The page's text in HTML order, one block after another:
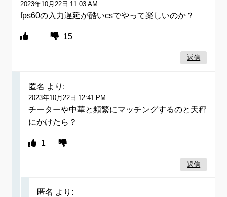
2023年10月22日 11:03 AM
fps60の入力遅延が酷いcsでやって楽しいのか？
15
返信
匿名 より:
2023年10月22日 12:41 PM
チーターや中華と頻繁にマッチングするのと天秤
にかけたら？
1
返信
匿名 より: